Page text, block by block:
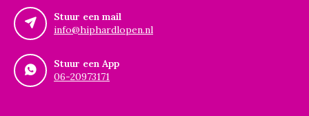
Stuur een mail
info@hiphardlopen.nl
Stuur een App
06-20973171